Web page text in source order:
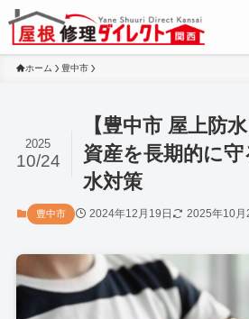
ホーム 豊中市
【豊中市 屋上防
資産を長期的に
水対策
2025
10/24
豊中市 2024年12月19日 2025年10月